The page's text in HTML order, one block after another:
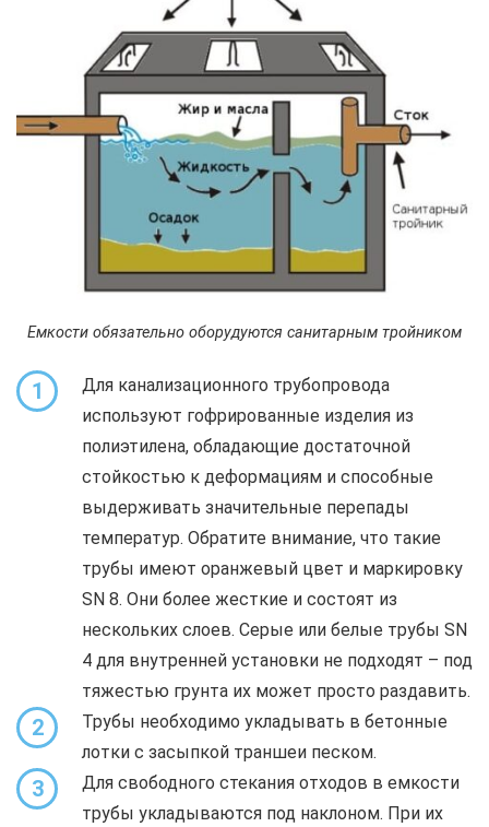
Емкости обязательно оборудуются санитарным тройником
1
Для канализационного трубопровода
используют гофрированные изделия из
полиэтилена, обладающие достаточной
стойкостью к деформациям и способные
выдерживать значительные перепады
температур. Обратите внимание, что такие
трубы имеют оранжевый цвет и маркировку
SN 8. Они более жесткие и состоят из
нескольких слоев. Серые или белые трубы SN
4 для внутренней установки не подходят – под
тяжестью грунта их может просто раздавить.
2
Трубы необходимо укладывать в бетонные
лотки с засыпкой траншеи песком.
3
Для свободного стекания отходов в емкости
трубы укладываются под наклоном. При их